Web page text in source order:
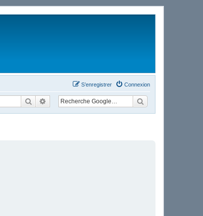
Connexion
S’enregistrer
RechercherRecherche avancée